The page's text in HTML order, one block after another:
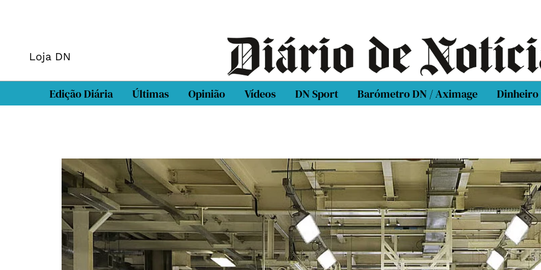
Loja DN
Edição Diária Últimas Opinião Vídeos DN Sport Barómetro DN / Aximage Dinheiro